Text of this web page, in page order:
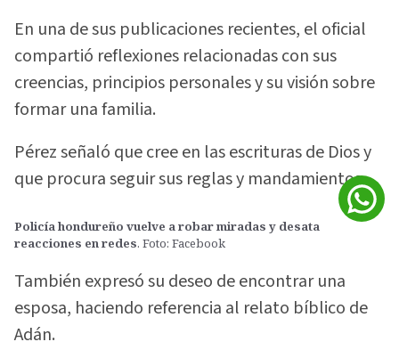
En una de sus publicaciones recientes, el oficial
compartió reflexiones relacionadas con sus
creencias, principios personales y su visión sobre
formar una familia.
Pérez señaló que cree en las escrituras de Dios y
que procura seguir sus reglas y mandamientos.
Policía hondureño vuelve a robar miradas y desata
reacciones en redes. Foto: Facebook
También expresó su deseo de encontrar una
esposa, haciendo referencia al relato bíblico de
Adán.